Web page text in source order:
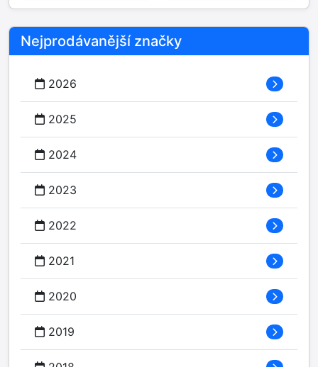
Nejprodávanější značky
2026
2025
2024
2023
2022
2021
2020
2019